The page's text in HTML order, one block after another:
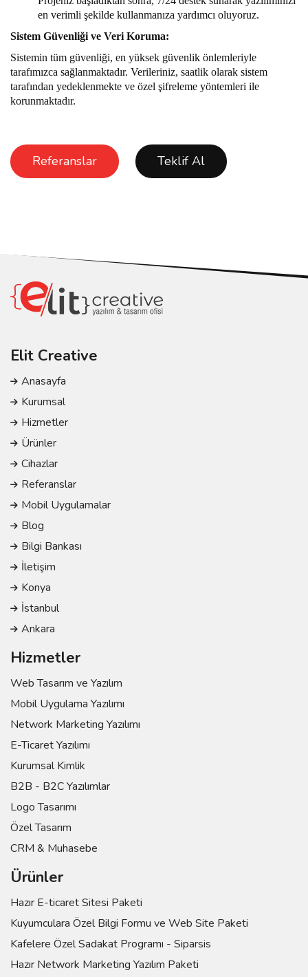
en verimli şekilde kullanmanıza yardımcı oluyoruz.
Sistem Güvenliği ve Veri Koruma:
Sistemin tüm güvenliği, en yüksek güvenlik önlemleriyle
tarafımızca sağlanmaktadır. Verileriniz, saatlik olarak sistem
tarafından yedeklenmekte ve özel şifreleme yöntemleri ile
korunmaktadır.
Referanslar Teklif Al
Elit Creative
Anasayfa
Kurumsal
Hizmetler
Ürünler
Cihazlar
Referanslar
Mobil Uygulamalar
Blog
Bilgi Bankası
İletişim
Konya
İstanbul
Ankara
Hizmetler
Web Tasarım ve Yazılım
Mobil Uygulama Yazılımı
Network Marketing Yazılımı
E-Ticaret Yazılımı
Kurumsal Kimlik
B2B - B2C Yazılımlar
Logo Tasarımı
Özel Tasarım
CRM & Muhasebe
Ürünler
Hazır E-ticaret Sitesi Paketi
Kuyumculara Özel Bilgi Formu ve Web Site Paketi
Kafelere Özel Sadakat Programı - Siparsis
Hazır Network Marketing Yazılım Paketi